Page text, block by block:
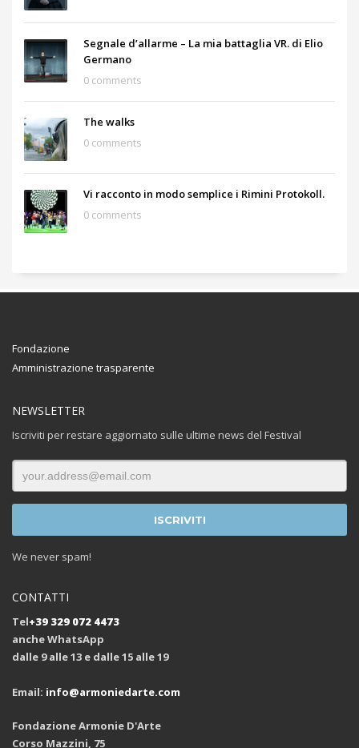
Segnale d’allarme – La mia battaglia VR. di Elio
Germano
0 comments
The walks
0 comments
Vi racconto in modo semplice i Rimini Protokoll.
0 comments
Fondazione
Amministrazione trasparente
NEWSLETTER
Iscriviti per restare aggiornato sulle ultime news del Festival
We never spam!
CONTATTI
Tel+39 329 072 4473
anche WhatsApp
dalle 9 alle 13 e dalle 15 alle 19
Email: info@armoniedarte.com
Fondazione Armonie D'Arte
Corso Mazzini, 75